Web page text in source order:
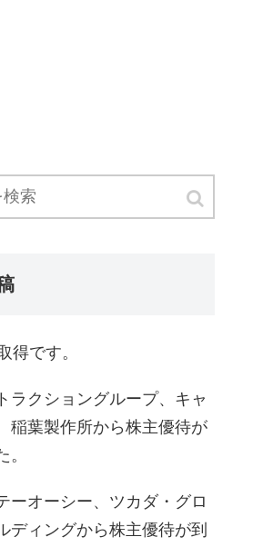
得です。
ラクショングループ、キャ
稲葉製作所から株主優待が
。
ーオーシー、ツカダ・グロ
ディングから株主優待が到